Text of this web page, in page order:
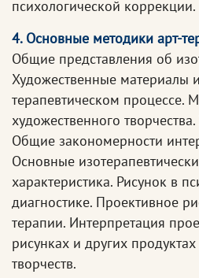
психологической коррекции.
4. Основные методики арт-
Общие представления об
Художественные материалы
терапевтическом процессе.
художественного
Общие закономерности
Основные
характеристика. Рисунок в
диагностике. Проективное
терапии. Интерпретация
рисунках и других
творчеств.